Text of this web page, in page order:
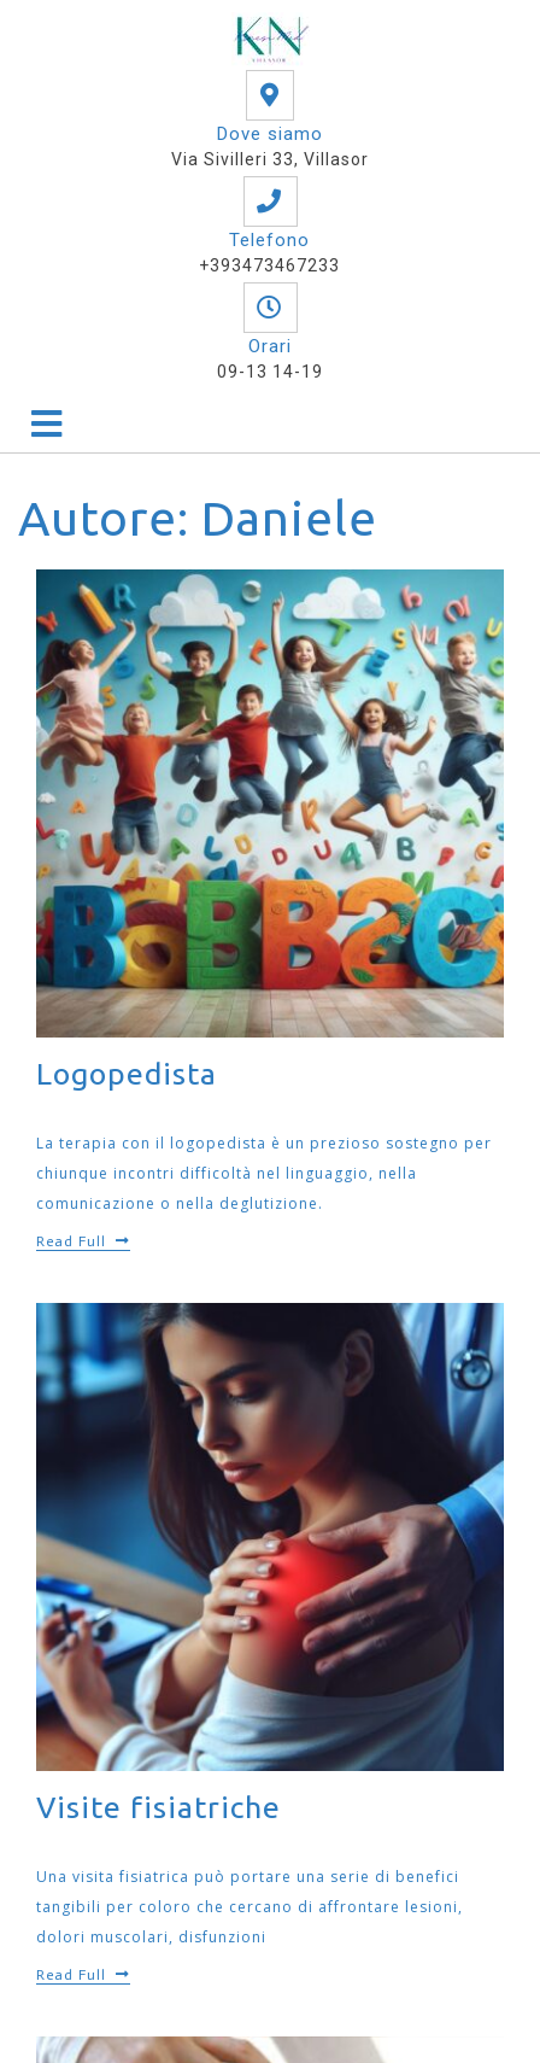
Dove siamo
Via Sivilleri 33, Villasor
Telefono
+393473467233
Orari
09-13 14-19
Autore: Daniele
Logopedista
La terapia con il logopedista è un prezioso sostegno per
chiunque incontri difficoltà nel linguaggio, nella
comunicazione o nella deglutizione.
Read Full
Visite fisiatriche
Una visita fisiatrica può portare una serie di benefici
tangibili per coloro che cercano di affrontare lesioni,
dolori muscolari, disfunzioni
Read Full